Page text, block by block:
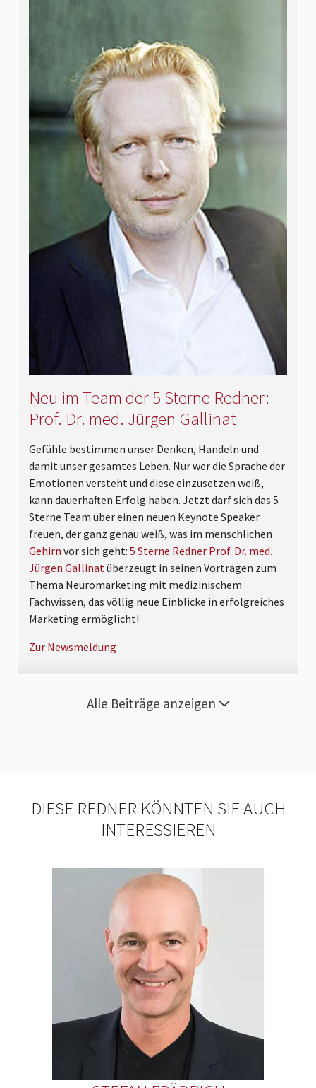
Neu im Team der 5 Sterne Redner:
Prof. Dr. med. Jürgen Gallinat
Gefühle bestimmen unser Denken, Handeln und
damit unser gesamtes Leben. Nur wer die Sprache der
Emotionen versteht und diese einzusetzen weiß,
kann dauerhaften Erfolg haben. Jetzt darf sich das 5
Sterne Team über einen neuen Keynote Speaker
freuen, der ganz genau weiß, was im menschlichen
Gehirn vor sich geht: 5 Sterne Redner Prof. Dr. med.
Jürgen Gallinatüberzeugt in seinen Vorträgen zum
Thema Neuromarketing mit medizinischem
Fachwissen, das völlig neue Einblicke in erfolgreiches
Marketing ermöglicht!
Zur Newsmeldung
Alle Beiträge anzeigen
DIESE REDNER KÖNNTEN SIE AUCH
INTERESSIEREN